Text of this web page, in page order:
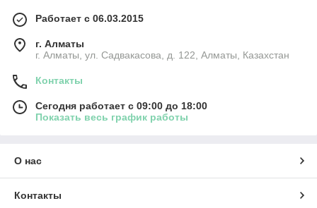
Работает с 06.03.2015
г. Алматы
г. Алматы, ул. Садвакасова, д. 122, Алматы, Казахстан
Контакты
Сегодня работает с 09:00 до 18:00
Показать весь график работы
О нас
Контакты